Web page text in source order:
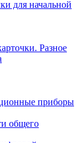
для начальной
Разное
приборы
общего